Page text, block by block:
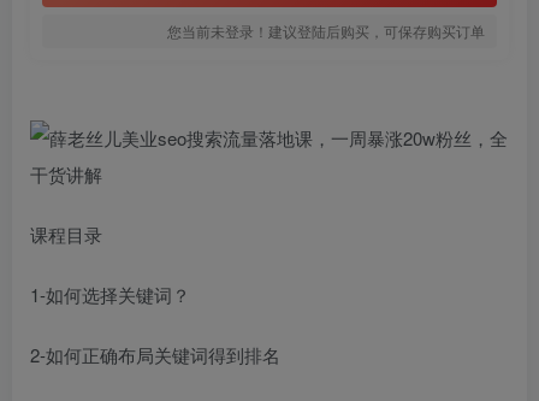
您当前未登录！建议登陆后购买，可保存购买订单
课程目录
1-如何选择关键词？
2-如何正确布局关键词得到排名